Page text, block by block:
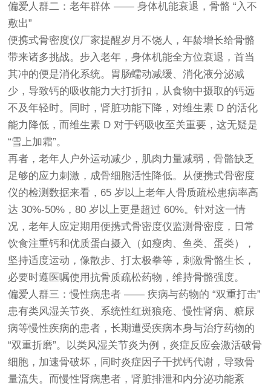
偏爱人群二：老年群体 —— 身体机能衰退，骨骼 “入不
敷出”
便携式骨密度仪厂家提醒岁月不饶人，年龄增长给骨骼
带来诸多挑战。步入老年，身体机能全方位衰退，首当
其冲的便是消化系统。胃肠蠕动减缓、消化液分泌减
少，导致钙的吸收能力大打折扣，从食物中摄取的钙远
不及年轻时。同时，肾脏功能下降，对维生素 D 的活化
能力降低，而维生素 D 对于钙吸收至关重要，这无疑是
“雪上加霜”。
再者，老年人户外运动减少，肌肉力量减弱，骨骼缺乏
足够的应力刺激，成骨细胞活性降低。从便携式骨密度
仪的检测数据来看，65 岁以上老年人骨质疏松患病率高
达 30%-50%，80 岁以上更是超过 60%。针对这一情
况，老年人应定期用便携式骨密度仪监测骨密度，日常
饮食注重钙和优质蛋白摄入（如瘦肉、鱼类、蛋类），
坚持适度运动，像散步、打太极拳等，刺激骨骼生长，
必要时遵医嘱使用抗骨质疏松药物，维持骨骼强度。
偏爱人群三：慢性病患者 —— 疾病与药物的 “双重打击”
患有类风湿关节炎、系统性红斑狼疮、慢性肾病、糖尿
病等慢性疾病的患者，长期遭受疾病本身与治疗药物的
“双重折磨”。以类风湿关节炎为例，炎症反应会激活破骨
细胞，加速骨破坏，同时炎症因子干扰钙代谢，导致骨
量流失。而慢性肾病患者，肾脏排泄和内分泌功能紊